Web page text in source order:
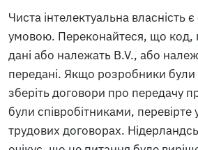
Чиста інтелектуальна власність
умовою. Переконайтеся, що код,
дані або належать B.V., або
передані. Якщо розробники
зберіть договори про передачу
були співробітниками,
трудових договорах.